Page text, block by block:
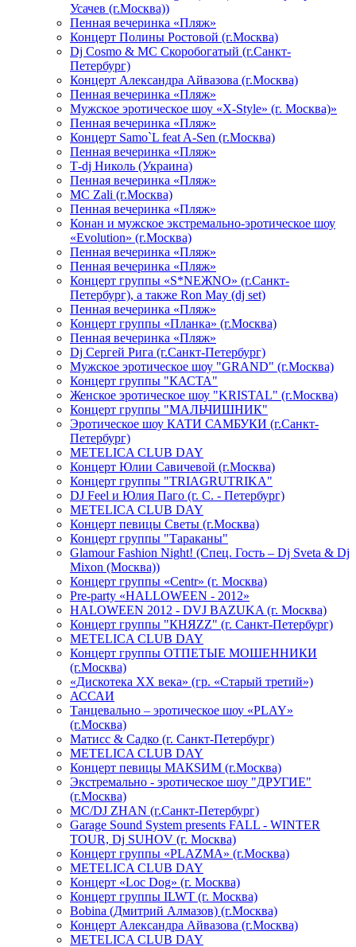
Усачев (г.Москва))
Пенная вечеринка «Пляж»
Концерт Полины Ростовой (г.Москва)
Dj Cosmo & МС Скоробогатый (г.Санкт-
Петербург)
Концерт Александра Айвазова (г.Москва)
Пенная вечеринка «Пляж»
Мужское эротическое шоу «X-Style» (г. Москва)»
Пенная вечеринка «Пляж»
Концерт Samo`L feat A-Sen (г.Москва)
Пенная вечеринка «Пляж»
Т-dj Николь (Украина)
Пенная вечеринка «Пляж»
МС Zali (г.Москва)
Пенная вечеринка «Пляж»
Конан и мужское экстремально-эротическое шоу
«Evolution» (г.Москва)
Пенная вечеринка «Пляж»
Пенная вечеринка «Пляж»
Концерт группы «S*NEЖNO» (г.Санкт-
Петербург), а также Ron May (dj set)
Пенная вечеринка «Пляж»
Концерт группы «Планка» (г.Москва)
Пенная вечеринка «Пляж»
Dj Сергей Рига (г.Санкт-Петербург)
Мужское эротическое шоу "GRAND" (г.Москва)
Концерт группы "КАСТА"
Женское эротическое шоу "KRISTAL" (г.Москва)
Концерт группы "МАЛЬЧИШНИК"
Эротическое шоу КАТИ САМБУКИ (г.Санкт-
Петербург)
METELICA CLUB DAY
Концерт Юлии Савичевой (г.Москва)
Концерт группы "TRIAGRUTRIKA"
DJ Feel и Юлия Паго (г. С. - Петербург)
METELICA CLUB DAY
Концерт певицы Светы (г.Москва)
Концерт группы "Тараканы"
Glamour Fashion Night! (Спец. Гость – Dj Sveta & Dj
Mixon (Москва))
Концерт группы «Centr» (г. Москва)
Pre-party «HALLOWEEN - 2012»
HALOWEEN 2012 - DVJ BAZUKA (г. Москва)
Концерт группы "КНЯZZ" (г. Санкт-Петербург)
METELICA CLUB DAY
Концерт группы ОТПЕТЫЕ МОШЕННИКИ
(г.Москва)
«Дискотека ХХ века» (гр. «Старый третий»)
АССАИ
Танцевально – эротическое шоу «PLAY»
(г.Москва)
Матисс & Садко (г. Санкт-Петербург)
METELICA CLUB DAY
Концерт певицы МАКSИМ (г.Москва)
Экстремально - эротическое шоу "ДРУГИЕ"
(г.Москва)
МС/DJ ZHAN (г.Санкт-Петербург)
Garage Sound System presents FALL - WINTER
TOUR, Dj SUHOV (г. Москва)
Концерт группы «PLAZMA» (г.Москва)
METELICA CLUB DAY
Концерт «Loc Dog» (г. Москва)
Концерт группы ILWT (г. Москва)
Bobina (Дмитрий Алмазов) (г.Москва)
Концерт Александра Айвазова (г.Москва)
METELICA CLUB DAY